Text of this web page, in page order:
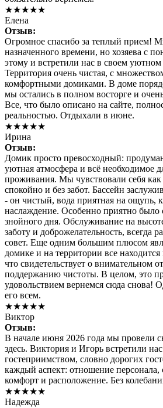
★★★★★
Елена
Отзыв:
Огромное спасибо за теплый прием!
назначенного времени, но хозяева с
этому и встретили нас в своем
Территория очень чистая, с
комфортными домиками. В доме
мы остались в полном восторге и
Все, что было описано на сайте,
реальностью. Отдыхали в июне.
★★★★★
Ирина
Отзыв:
Домик просто превосходный:
уютная атмосфера и всё необходимое
проживания. Мы чувствовали себя
спокойно и без забот. Бассейн
- он чистый, вода приятная на ощупь,
наслаждение. Особенно приятно было
знойного дня. Обслуживание на
заботу и доброжелательность, всегда
совет. Еще одним большим плюсом
домике и на территории все
что свидетельствует о внимательном
поддержанию чистоты. В целом, это
удовольствием вернемся сюда снова!
его всем.
★★★★★
Виктор
Отзыв:
В начале июня 2026 года мы провели
здесь. Виктория и Игорь встретили
гостеприимством, словно дорогих
каждый аспект: отношение персонала,
комфорт и расположение. Без
★★★★★
Надежда